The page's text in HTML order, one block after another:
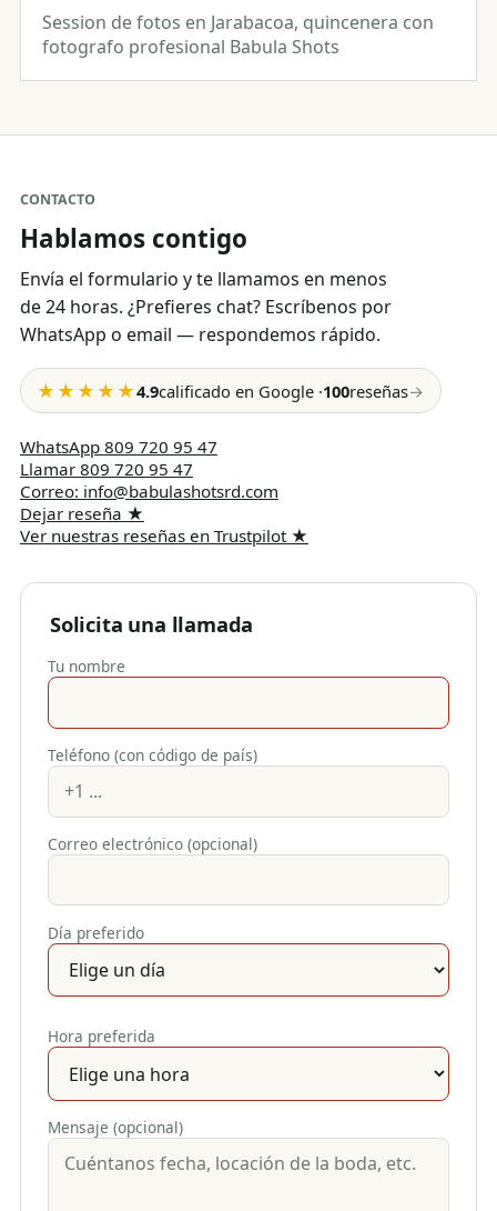
Session de fotos en Jarabacoa, quincenera con
fotografo profesional Babula Shots
CONTACTO
Hablamos contigo
Envía el formulario y te llamamos en menos
de 24 horas. ¿Prefieres chat? Escríbenos por
WhatsApp o email — respondemos rápido.
★★★★★4.9calificado en Google ·100reseñas→
WhatsApp 809 720 95 47
Llamar 809 720 95 47
Correo: info@babulashotsrd.com
Dejar reseña ★
Ver nuestras reseñas en Trustpilot★
Solicita una llamada
Tu nombre
Teléfono (con código de país)
Correo electrónico (opcional)
Día preferido
Hora preferida
Mensaje (opcional)